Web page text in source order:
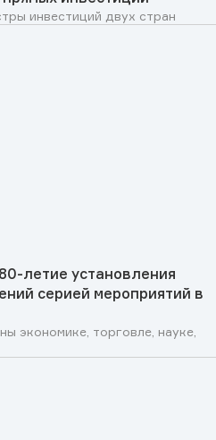
инвестиций двух стран
летие установления
серией мероприятий в
экономике, торговле, науке,